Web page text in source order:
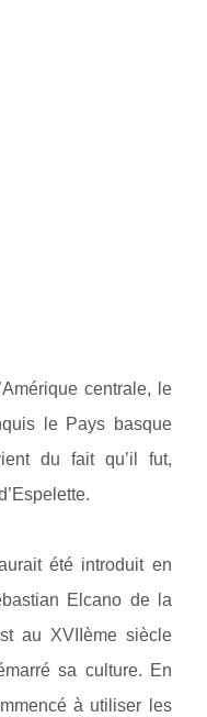
centrale, le
le Pays basque
du fait qu’il fut,
été introduit en
Elcano de la
au XVIIème siècle
sa culture. En
à utiliser les